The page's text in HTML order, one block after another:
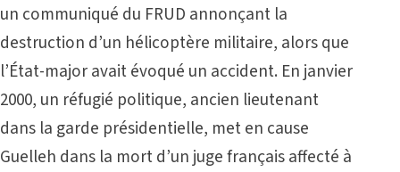
un communiqué du FRUD annonçant la
destruction d’un hélicoptère militaire, alors que
l’État-major avait évoqué un accident. En janvier
2000, un réfugié politique, ancien lieutenant
dans la garde présidentielle, met en cause
Guelleh dans la mort d’un juge français affecté à